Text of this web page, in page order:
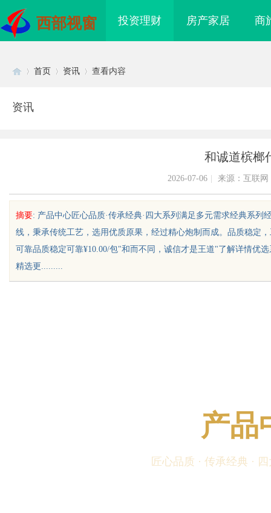
西部视窗 投资理财 房产家居 商
sc
首页 资讯 查看内容
资讯
和诚道槟榔
2026-07-06 来源：互联网
摘要: 产品中心匠心品质·传承经典·四大系列满足多元需求经典系
线，秉承传统工艺，选用优质原果，经过精心炮制而成。品质稳定
可靠品质稳定可靠¥10.00/包"和而不同，诚信才是王道"了解详情优
精选更.........
产品
匠心品质 · 传承经典 ·
险